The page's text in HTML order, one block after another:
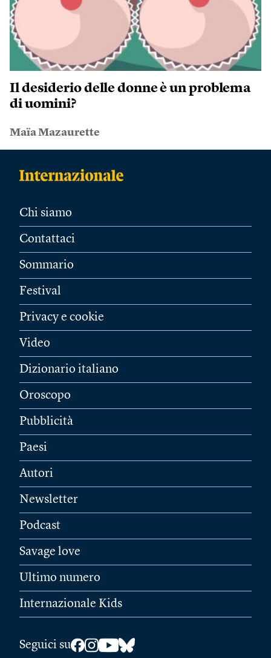
Il desiderio delle donne è un problema
di uomini?
Maïa Mazaurette
Chi siamo
Contattaci
Sommario
Festival
Privacy e cookie
Video
Dizionario italiano
Oroscopo
Pubblicità
Paesi
Autori
Newsletter
Podcast
Savage love
Ultimo numero
Internazionale Kids
Seguici su